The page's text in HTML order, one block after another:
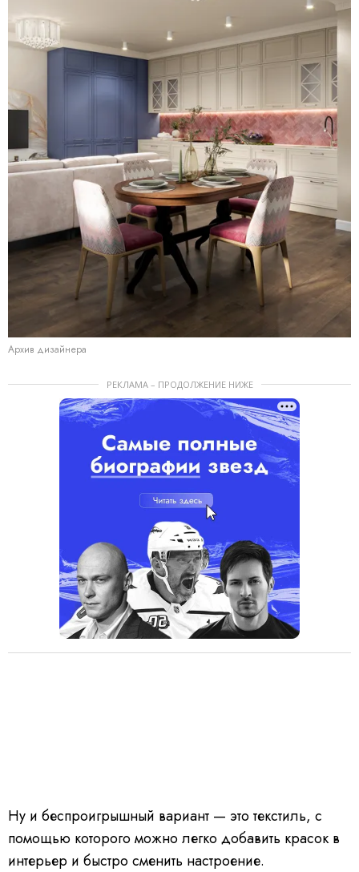
Архив дизайнера
РЕКЛАМА – ПРОДОЛЖЕНИЕ НИЖЕ
Ну и беспроигрышный вариант — это текстиль, с
помощью которого можно легко добавить красок в
интерьер и быстро сменить настроение.